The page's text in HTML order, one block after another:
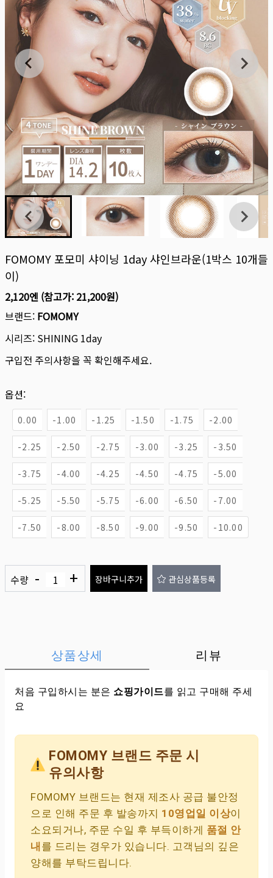
FOMOMY 포모미 샤이닝 1day 샤인브라운(1박스 10개들
이)
2,120엔 (참고가: 21,200원)
브랜드: FOMOMY
시리즈: SHINING 1day
구입전 주의사항을 꼭 확인해주세요.
옵션:
0.00 -1.00 -1.25 -1.50 -1.75 -2.00
-2.25 -2.50 -2.75 -3.00 -3.25 -3.50
-3.75 -4.00 -4.25 -4.50 -4.75 -5.00
-5.25 -5.50 -5.75 -6.00 -6.50 -7.00
-7.50 -8.00 -8.50 -9.00 -9.50 -10.00
수량 - + 장바구니추가 관심상품등록
상품상세 리뷰
처음 구입하시는 분은 쇼핑가이드를 읽고 구매해 주세
요
FOMOMY 브랜드 주문 시
유의사항
FOMOMY 브랜드는 현재 제조사 공급 불안정
으로 인해 주문 후 발송까지 10영업일 이상이
소요되거나, 주문 수일 후 부득이하게 품절 안
내 를 드리는 경우가 있습니다. 고객님의 깊은
양해를 부탁드립니다.